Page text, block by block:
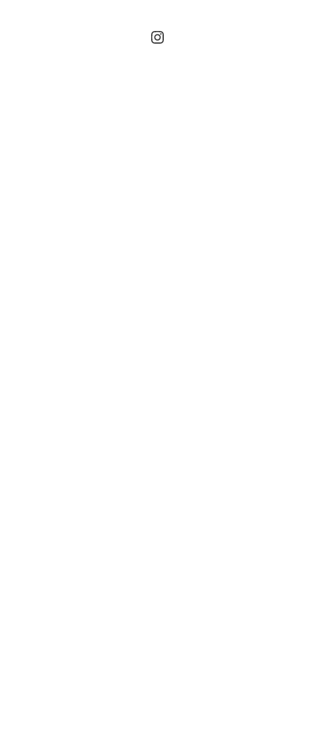
Instagram